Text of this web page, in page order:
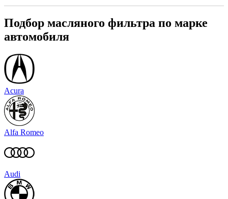
Подбор масляного фильтра по марке
автомобиля
Acura
Alfa Romeo
Audi